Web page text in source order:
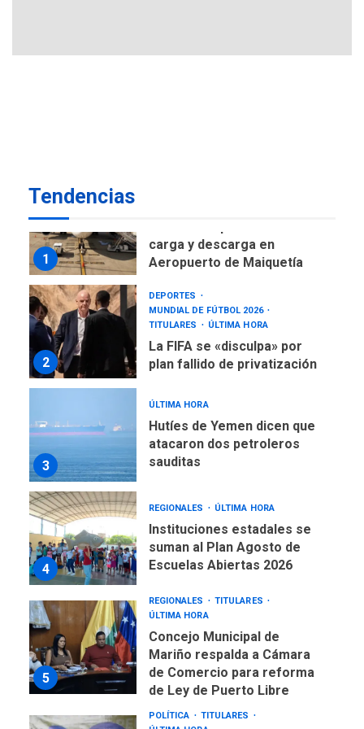
Tendencias
DESTACADOS
NACIONALES
1
carga y descarga en
Aeropuerto de Maiquetía
2
DEPORTES
MUNDIAL DE FÚTBOL 2026
TITULARES
ÚLTIMA HORA
La FIFA se «disculpa» por
plan fallido de privatización
3
ÚLTIMA HORA
Hutíes de Yemen dicen que
atacaron dos petroleros
sauditas
4
REGIONALES ÚLTIMA HORA
Instituciones estadales se
suman al Plan Agosto de
Escuelas Abiertas 2026
5
REGIONALES
TITULARES
ÚLTIMA HORA
Concejo Municipal de
Mariño respalda a Cámara
de Comercio para reforma
de Ley de Puerto Libre
POLÍTICA
TITULARES